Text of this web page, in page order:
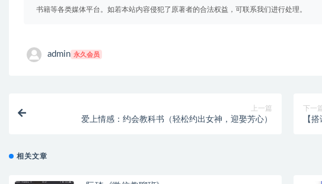
书籍等各类媒体平台。如若本站内容侵犯了原著者的合法权益，可联系我们进行处理。
admin 永久会员
上一篇
爱上情感：约会教科书（轻松约出女神，迎娶芳心）
下一
【
相关文章